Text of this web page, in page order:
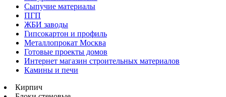
Сыпучие материалы
ПГП
ЖБИ заводы
Гипсокартон и профиль
Металлопрокат Москва
Готовые проекты домов
Интернет магазин строительных материалов
Камины и печи
Кирпич